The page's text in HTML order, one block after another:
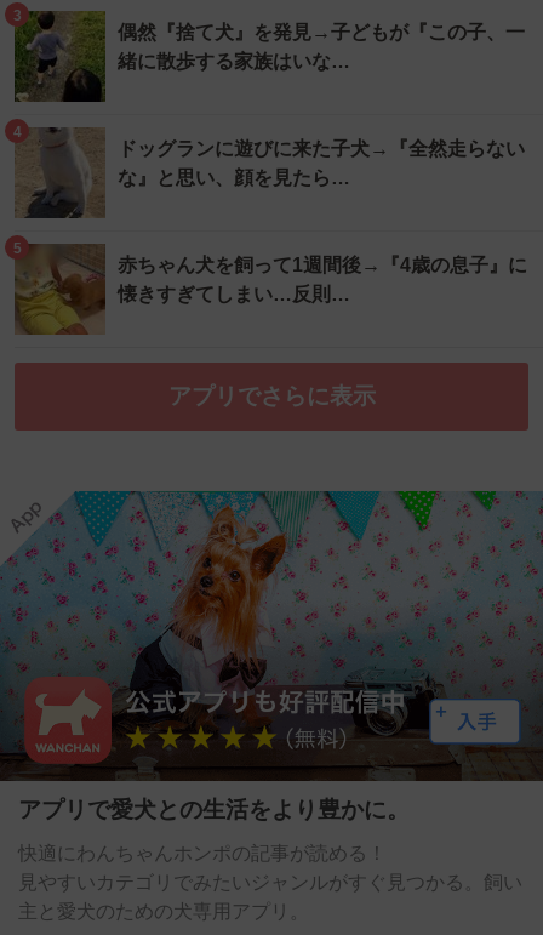
3
偶然『捨て犬』を発見→子どもが『この子、一
緒に散歩する家族はいな…
4
ドッグランに遊びに来た子犬→『全然走らない
な』と思い、顔を見たら…
5
赤ちゃん犬を飼って1週間後→『4歳の息子』に
懐きすぎてしまい…反則…
アプリでさらに表示
アプリで愛犬との生活をより豊かに。
快適にわんちゃんホンポの記事が読める！
見やすいカテゴリでみたいジャンルがすぐ見つかる。飼い
主と愛犬のための犬専用アプリ。